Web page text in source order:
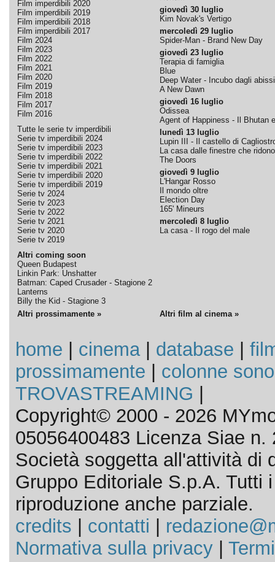
Film imperdibili 2020
Film imperdibili 2019
Film imperdibili 2018
Film imperdibili 2017
Film 2024
Film 2023
Film 2022
Film 2021
Film 2020
Film 2019
Film 2018
Film 2017
Film 2016
Tutte le serie tv imperdibili
Serie tv imperdibili 2024
Serie tv imperdibili 2023
Serie tv imperdibili 2022
Serie tv imperdibili 2021
Serie tv imperdibili 2020
Serie tv imperdibili 2019
Serie tv 2024
Serie tv 2023
Serie tv 2022
Serie tv 2021
Serie tv 2020
Serie tv 2019
Altri coming soon
Queen Budapest
Linkin Park: Unshatter
Batman: Caped Crusader - Stagione 2
Lanterns
Billy the Kid - Stagione 3
giovedì 30 luglio
Kim Novak's Vertigo
mercoledì 29 luglio
Spider-Man - Brand New Day
giovedì 23 luglio
Terapia di famiglia
Blue
Deep Water - Incubo dagli abissi
A New Dawn
giovedì 16 luglio
Odissea
Agent of Happiness - Il Bhutan
lunedì 13 luglio
Lupin III - Il castello di
La casa dalle finestre che ridono
The Doors
giovedì 9 luglio
L'Hangar Rosso
Il mondo oltre
Election Day
165' Mineurs
mercoledì 8 luglio
La casa - Il rogo del male
Altri prossimamente » Altri film al cinema »
home cinema| database
prossimamente
colonne
TROVASTREAMING
Copyright© 2000 - 2026
05056400483 Licenza Siae n.
Società soggetta all'attività di
Gruppo Editoriale S.p.A. Tutti
riproduzione anche parziale.
credits
contatti
Normativa sulla privacy|